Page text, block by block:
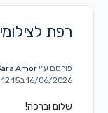
רפת
פורסם ע"יAmor
16/06/2026 ב12:15 pm
שלום וברכה!